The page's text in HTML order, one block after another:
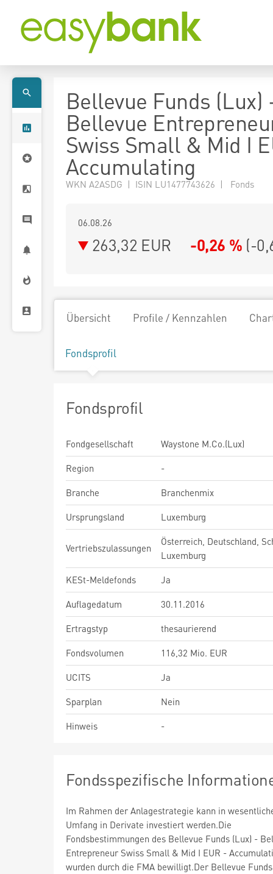
Bellevue Funds (Lux)
Bellevue
Swiss Small & Mid I
Accumulating
WKN A2ASDG | ISIN LU1477743626 | Fonds
06.08.26
263,32 EUR -0,26 % (-
Übersicht Profile / Kennzahlen
Fondsprofil
Fondsprofil
Fondgesellschaft
Waystone M.Co.(Lux)
Region
-
Branche
Branchenmix
Ursprungsland
Luxemburg
Vertriebszulassungen
Österreich, Deutschland,
Luxemburg
KESt-Meldefonds
Ja
Auflagedatum
30.11.2016
Ertragstyp
thesaurierend
Fondsvolumen
116,32 Mio. EUR
UCITS
Ja
Sparplan
Nein
Hinweis
-
Fondsspezifische
Im Rahmen der Anlagestrategie kann in
Umfang in Derivate investiert werden.Die
Fondsbestimmungen des Bellevue Funds (Lux) -
Entrepreneur Swiss Small & Mid I EUR -
wurden durch die FMA bewilligt.Der Bellevue